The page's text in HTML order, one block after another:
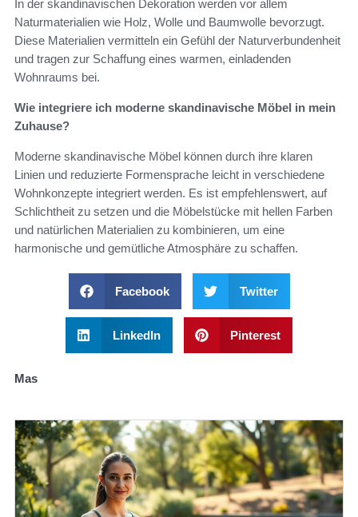
In der skandinavischen Dekoration werden vor allem
Naturmaterialien wie Holz, Wolle und Baumwolle bevorzugt.
Diese Materialien vermitteln ein Gefühl der Naturverbundenheit
und tragen zur Schaffung eines warmen, einladenden
Wohnraums bei.
Wie integriere ich moderne skandinavische Möbel in mein
Zuhause?
Moderne skandinavische Möbel können durch ihre klaren
Linien und reduzierte Formensprache leicht in verschiedene
Wohnkonzepte integriert werden. Es ist empfehlenswert, auf
Schlichtheit zu setzen und die Möbelstücke mit hellen Farben
und natürlichen Materialien zu kombinieren, um eine
harmonische und gemütliche Atmosphäre zu schaffen.
Facebook Twitter
LinkedIn Pinterest
Mas